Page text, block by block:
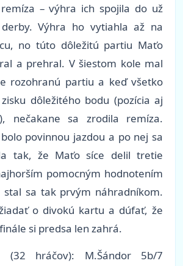
– výhra ich spojila do už
derby. Výhra ho vytiahla až na
no túto dôležitú partiu Maťo
a prehral. V šiestom kole mal
rozohranú partiu a keď všetko
dôležitého bodu (pozícia aj
nečakane sa zrodila remíza.
povinnou jazdou a po nej sa
tak, že Maťo síce delil tretie
pomocným hodnotením
stal sa tak prvým náhradníkom.
o divokú kartu a dúfať, že
si predsa len zahrá.
(32 hráčov): M.Šándor 5b/7